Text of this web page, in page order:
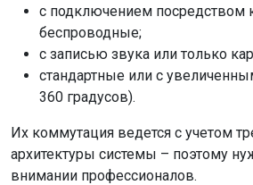
с подключением посредством
беспроводные;
с записью звука или только
стандартные или с
360 градусов).
Их коммутация ведется с учетом
архитектуры системы – поэтому
внимании профессионалов.